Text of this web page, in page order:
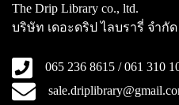
The Drip Library co., ltd.
บริษัท เดอะดริป ไลบรารี่ จำกัด
065 236 8615 / 061 310